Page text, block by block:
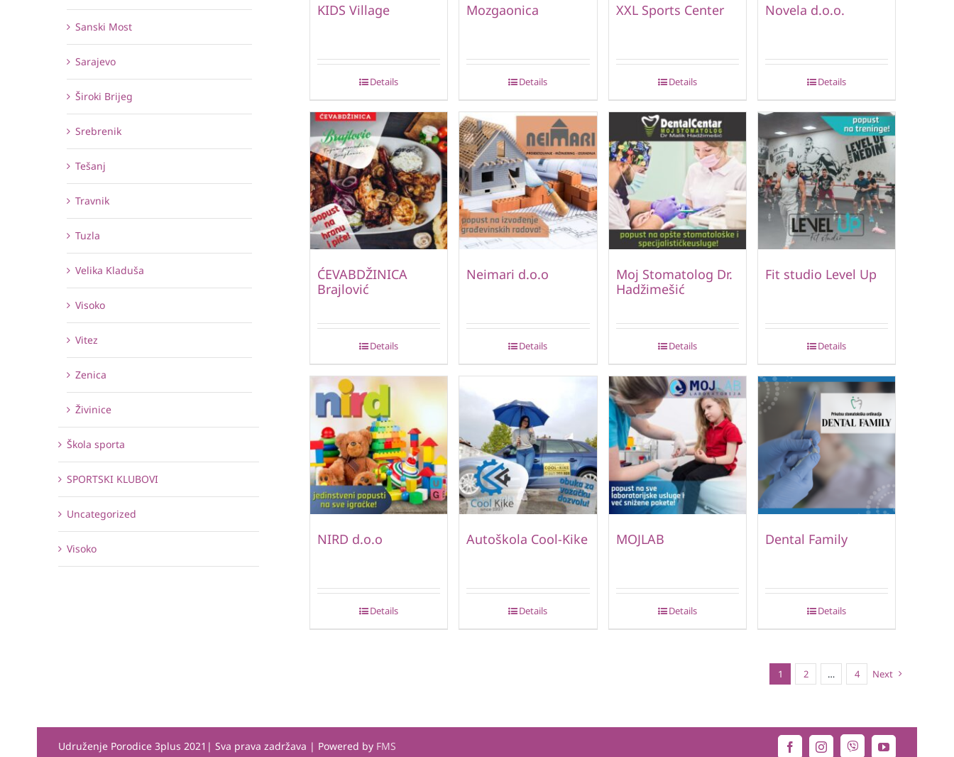
KIDS Village
Details
Mozgaonica
Details
XXL Sports Center
Details
Novela d.o.o.
Details
ĆEVABDŽINICA
Brajlović
Details
Neimari d.o.o
Details
Moj Stomatolog Dr.
Hadžimešić
Details
Fit studio Level Up
Details
NIRD d.o.o
Details
Autoškola Cool-Kike
Details
MOJLAB
Details
Dental Family
Details
1 2 … 4 Next
Sanski Most
Sarajevo
Široki Brijeg
Srebrenik
Tešanj
Travnik
Tuzla
Velika Kladuša
Visoko
Vitez
Zenica
Živinice
Škola sporta
SPORTSKI KLUBOVI
Uncategorized
Visoko
Udruženje Porodice 3plus 2021| Sva prava zadržava | Powered by FMS FacebookInstagramViber YouTube